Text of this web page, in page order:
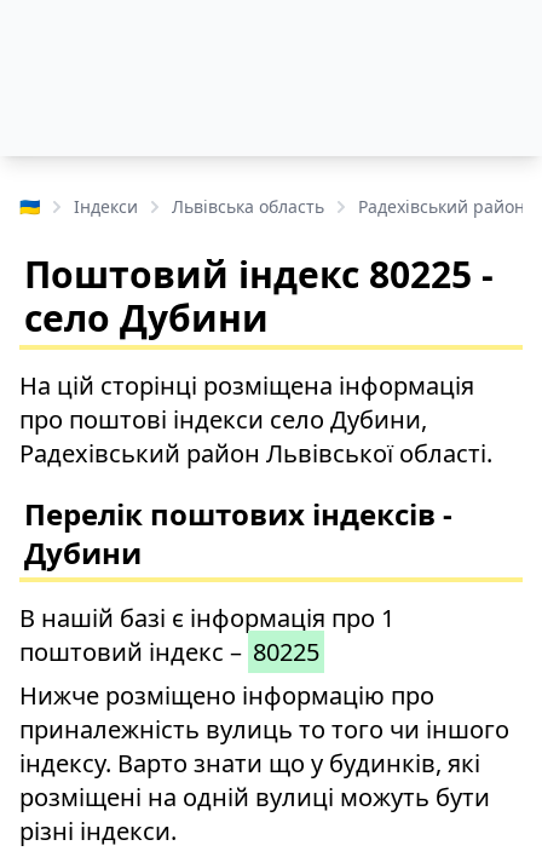
🇺🇦 Індекси Львівська область Радехівський район
Поштовий індекс 80225 -
село Дубини
На цій сторінці розміщена інформація
про поштові індекси село Дубини,
Радехівський район Львівської області.
Перелік поштових індексів -
Дубини
В нашій базі є інформація про 1
поштовий індекс – 80225
Нижче розміщено інформацію про
приналежність вулиць то того чи іншого
індексу. Варто знати що у будинків, які
розміщені на одній вулиці можуть бути
різні індекси.